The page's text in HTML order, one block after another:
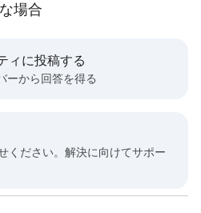
場合
ィに投稿する
ーから回答を得る
ください。解決に向けてサポー